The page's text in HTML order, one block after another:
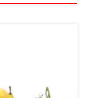
уже стартував.
роздягатися. Всі
подумки вже на
офісу. На